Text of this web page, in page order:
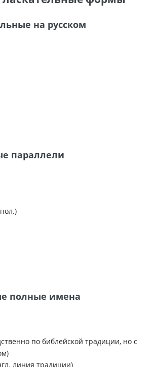
на русском
параллели
полные имена
по библейской традиции, но с
линия традиции)